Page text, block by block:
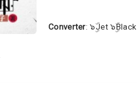
Converter: ๖ۣۜJet ๖ۣۜBlack